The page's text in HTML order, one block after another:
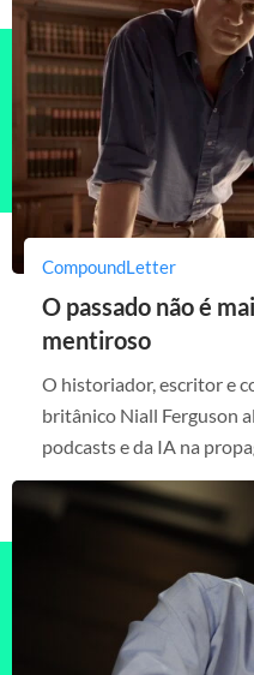
CompoundLetter
O passado não é
mentiroso
O historiador, escritor e
britânico Niall Ferguson
podcasts e da IA na